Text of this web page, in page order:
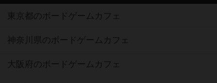
東京都のボードゲームカフェ
神奈川県のボードゲームカフェ
大阪府のボードゲームカフェ